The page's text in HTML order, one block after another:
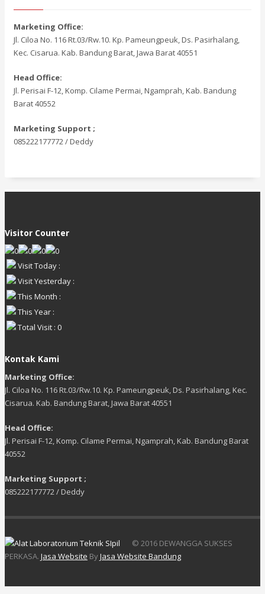
Marketing Office:
Jl. Ciloa No. 116 Rt.03/Rw.10. Kp. Pameungpeuk, Ds. Pasirhalang,
Kec. Cisarua. Kab. Bandung Barat, Jawa Barat 40551
Head Office:
Jl. Perisai F-12, Komp. Cilame Permai, Ngamprah, Kab. Bandung
Barat 40552
Marketing Support ;
085222177772 / Deddy
Visitor Counter
Visit Today :
Visit Yesterday :
This Month :
This Year :
Total Visit : 0
Kontak Kami
Marketing Office:
Jl. Ciloa No. 116 Rt.03/Rw.10. Kp. Pameungpeuk, Ds. Pasirhalang, Kec.
Cisarua. Kab. Bandung Barat, Jawa Barat 40551
Head Office:
Jl. Perisai F-12, Komp. Cilame Permai, Ngamprah, Kab. Bandung Barat
40552
Marketing Support ;
085222177772 / Deddy
© 2016 DEWANGGA SUKSES
PERKASA. Jasa Website ByJasa Website Bandung